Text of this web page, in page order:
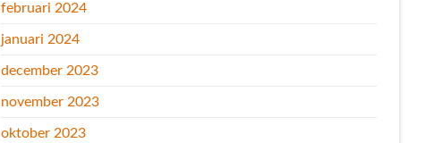
februari 2024
januari 2024
december 2023
november 2023
oktober 2023